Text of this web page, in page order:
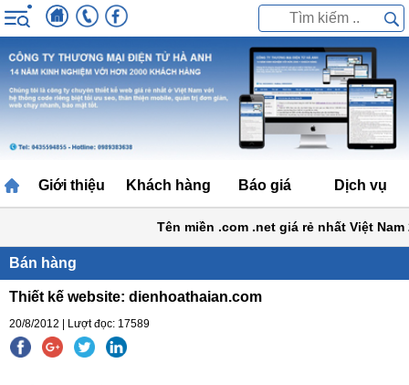
Giới thiệu Khách hàng Báo giá Dịch vụ
Tên miền .com .net giá rẻ nhất Việt Nam
Bán hàng
Thiết kế website: dienhoathaian.com
20/8/2012 | Lượt đọc: 17589